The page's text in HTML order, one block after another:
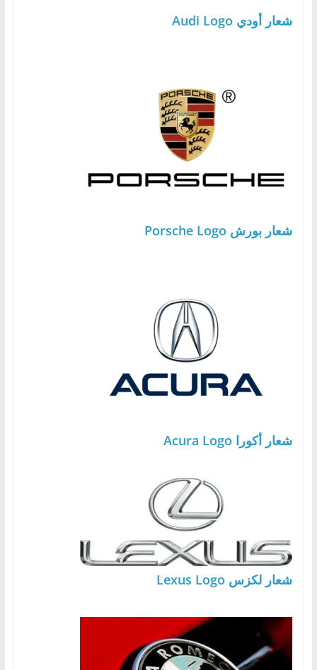
شعار أودي Audi Logo
شعار بورش Porsche Logo
شعار أكورا Acura Logo
شعار لكزس Lexus Logo